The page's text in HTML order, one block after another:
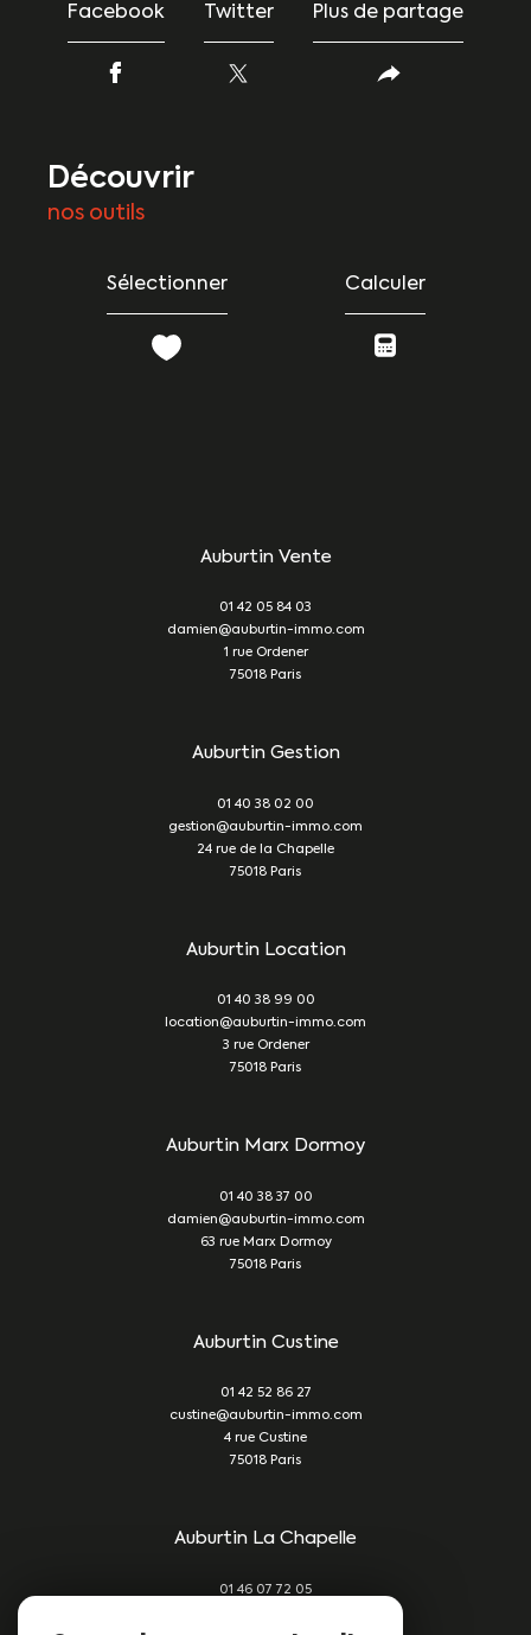
Facebook Twitter Plus de partage
découvrir
nos outils
Sélectionner Calculer
Auburtin Vente
01 42 05 84 03
damien@auburtin-immo.com
1 rue Ordener
75018
Paris
Auburtin Gestion
01 40 38 02 00
gestion@auburtin-immo.com
24 rue de la Chapelle
75018
Paris
Auburtin Location
01 40 38 99 00
location@auburtin-immo.com
3 rue Ordener
75018
Paris
Auburtin Marx Dormoy
01 40 38 37 00
damien@auburtin-immo.com
63 rue Marx Dormoy
75018
Paris
Auburtin Custine
01 42 52 86 27
custine@auburtin-immo.com
4 rue Custine
75018
Paris
Auburtin La Chapelle
01 46 07 72 05